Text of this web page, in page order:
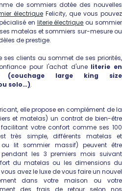
de sommiers dotée des nouvelles
électrique Felicity, que vous pouvez
en literie électrique ou sommier
matelas et sommiers sur-mesure ou
de prestige.
clients au sommet de ses priorités,
pour l'achat d'une literie en
large king size
solo…).
elle propose en complément de la
et matelas) un contrat de bien-être
votre confort comme ses 100
très simple, différents matelas et
lit sommier massif) peuvent être
les 3 premiers mois suivant
du matelas ou les dimensions du
avez le luxe de vous faire un nouvel
dans votre maison ou votre
des frais de retour selon nos